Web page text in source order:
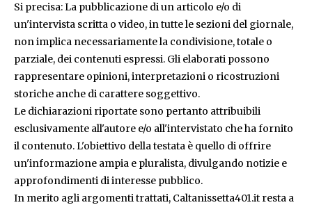
Si precisa: La pubblicazione di un articolo e/o di
un'intervista scritta o video, in tutte le sezioni del giornale,
non implica necessariamente la condivisione, totale o
parziale, dei contenuti espressi. Gli elaborati possono
rappresentare opinioni, interpretazioni o ricostruzioni
storiche anche di carattere soggettivo.
Le dichiarazioni riportate sono pertanto attribuibili
esclusivamente all'autore e/o all'intervistato che ha fornito
il contenuto. L'obiettivo della testata è quello di offrire
un'informazione ampia e pluralista, divulgando notizie e
approfondimenti di interesse pubblico.
In merito agli argomenti trattati, Caltanissetta401.it resta a